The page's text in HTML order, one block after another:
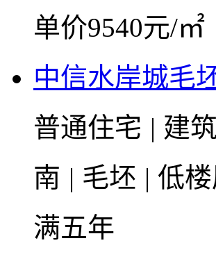
单价9540元/㎡
中信水岸城毛
普通住宅 | 建
南 | 毛坯 | 低
满五年